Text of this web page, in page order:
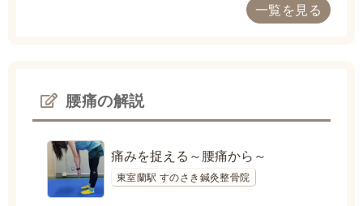
一覧を見る
腰痛の解説
痛みを捉える～腰痛から～
東室蘭駅 すのさき鍼灸整骨院